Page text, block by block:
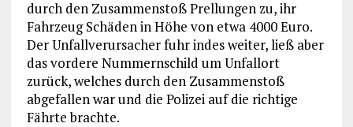
durch den Zusammenstoß Prellungen zu, ihr
Fahrzeug Schäden in Höhe von etwa 4000 Euro.
Der Unfallverursacher fuhr indes weiter, ließ aber
das vordere Nummernschild um Unfallort
zurück, welches durch den Zusammenstoß
abgefallen war und die Polizei auf die richtige
Fährte brachte.